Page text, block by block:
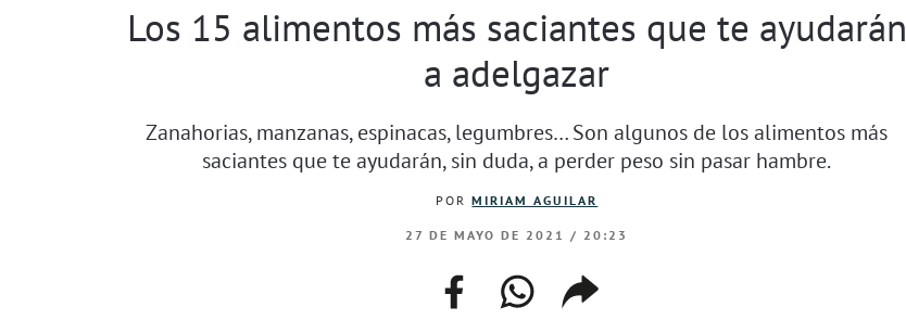
Los 15 alimentos más saciantes que te ayudarán
a adelgazar
Zanahorias, manzanas, espinacas, legumbres… Son algunos de los alimentos más
saciantes que te ayudarán, sin duda, a perder peso sin pasar hambre.
PORMIRIAM AGUILAR
27 DE MAYO DE 2021 / 20:23
facebookwhatsapp
copiar